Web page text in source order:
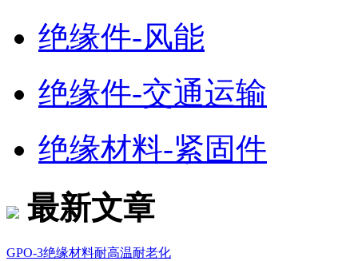
绝缘件-风能
绝缘件-交通运输
绝缘材料-紧固件
最新文章
GPO-3绝缘材料耐高温耐老化